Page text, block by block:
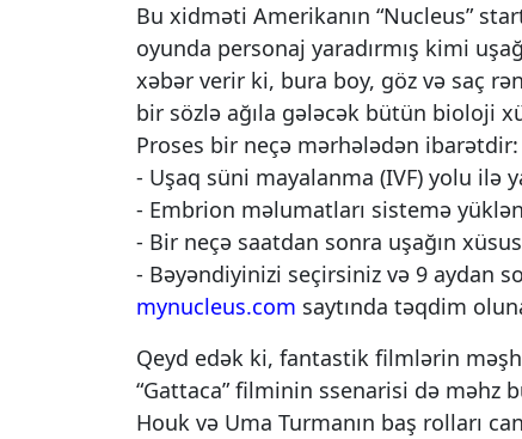
Bu xidməti Amerikanın “Nucleus”
oyunda personaj yaradırmış kimi
xəbər verir ki, bura boy, göz və saç
bir sözlə ağıla gələcək bütün bioloji
Proses bir neçə mərhələdən ibarətdir:
- Uşaq süni mayalanma (IVF) yolu ilə
- Embrion məlumatları sistemə
- Bir neçə saatdan sonra uşağın
- Bəyəndiyinizi seçirsiniz və 9 aydan
mynucleus.com saytında təqdim
Qeyd edək ki, fantastik filmlərin
“Gattaca” filminin ssenarisi də məhz
Houk və Uma Turmanın baş rolları